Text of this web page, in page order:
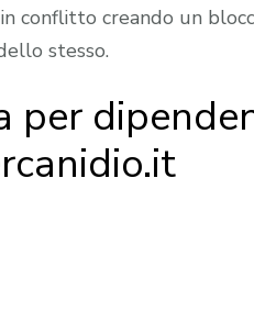
conflitto creando un
stesso.
per